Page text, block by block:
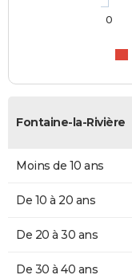
0
Fontaine-la-Rivière
Moins de 10 ans
De 10 à 20 ans
De 20 à 30 ans
De 30 à 40 ans